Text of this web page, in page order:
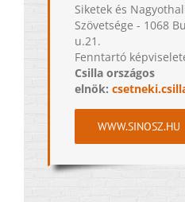
Siketek és
Szövetsége - 1068
u.21.
Fenntartó
Csilla országos
elnök:
WWW.SINOSZ.HU